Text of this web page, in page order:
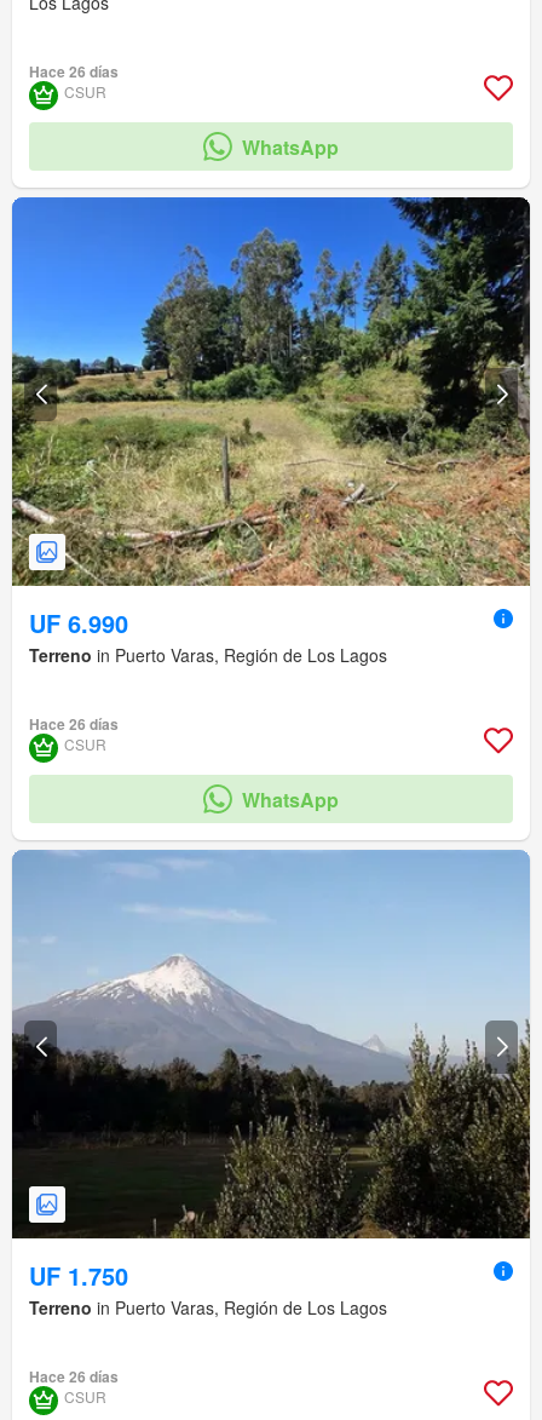
Hace 26 días
CSUR
WhatsApp
UF 6.990
Terreno in Puerto Varas, Región de Los Lagos
Hace 26 días
CSUR
WhatsApp
UF 1.750
Terreno in Puerto Varas, Región de Los Lagos
Hace 26 días
CSUR